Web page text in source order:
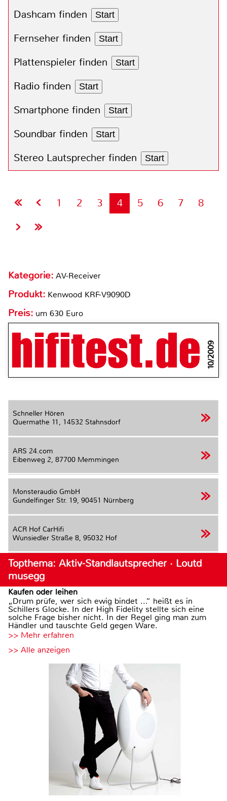
Dashcam finden Start
Fernseher finden Start
Plattenspieler finden Start
Radio finden Start
Smartphone finden Start
Soundbar finden Start
Stereo Lautsprecher finden Start
1 2 3 4 5 6 7 8
Kategorie: AV-Receiver
Produkt: Kenwood KRF-V9090D
Preis: um 630 Euro
10/2009
Schneller Hören
Quermathe 11, 14532 Stahnsdorf
ARS 24.com
Eibenweg 2, 87700 Memmingen
Monsteraudio GmbH
Gundelfinger Str. 19, 90451 Nürnberg
ACR Hof CarHifi
Wunsiedler Straße 8, 95032 Hof
Topthema: Aktiv-Standlautsprecher · Loutd
musegg
Kaufen oder leihen
„Drum prüfe, wer sich ewig bindet ...“ heißt es in
Schillers Glocke. In der High Fidelity stellte sich eine
solche Frage bisher nicht. In der Regel ging man zum
Händler und tauschte Geld gegen Ware.
>> Mehr erfahren
>> Alle anzeigen